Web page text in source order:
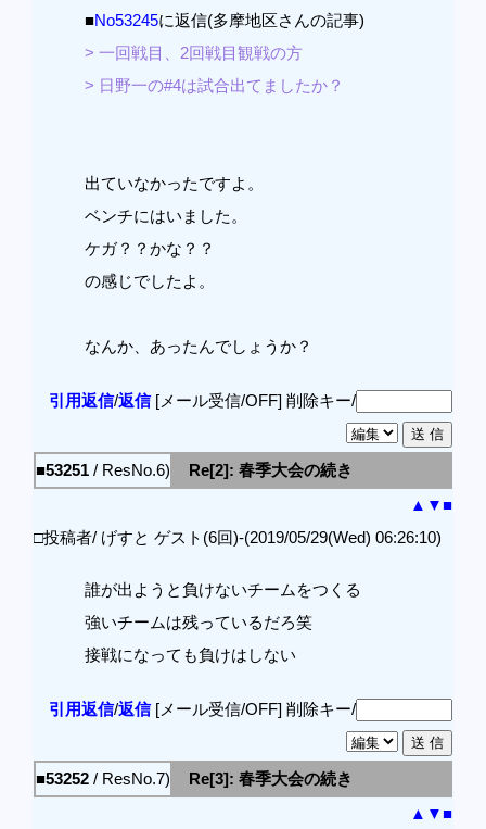
■No53245に返信(多摩地区さんの記事)
> 一回戦目、2回戦目観戦の方
> 日野一の#4は試合出てましたか？
出ていなかったですよ。
ベンチにはいました。
ケガ？？かな？？
の感じでしたよ。
なんか、あったんでしょうか？
引用返信/返信[メール受信/OFF] 削除キー/
■53251 / ResNo.6)
Re[2]: 春季大会の続き
▲ ▼■
□投稿者/ げすと ゲスト(6回)-(2019/05/29(Wed) 06:26:10)
誰が出ようと負けないチームをつくる
強いチームは残っているだろ笑
接戦になっても負けはしない
引用返信/返信[メール受信/OFF] 削除キー/
■53252 / ResNo.7)
Re[3]: 春季大会の続き
▲ ▼■